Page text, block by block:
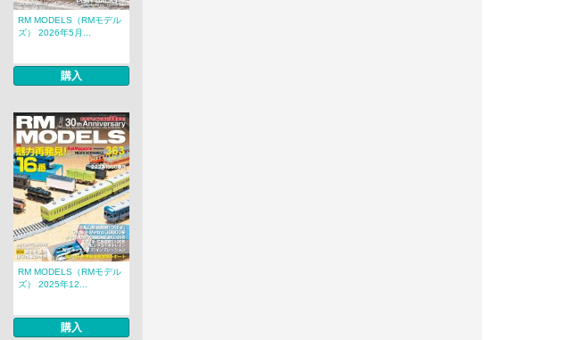
RM MODELS（RMモデル
ズ） 2026年5月...
購入
RM MODELS（RMモデル
ズ） 2025年12...
購入